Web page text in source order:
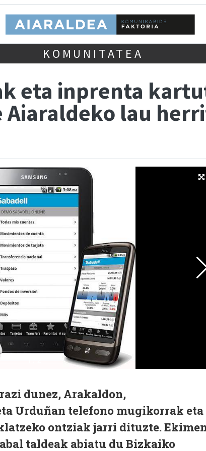
KOMUNITATEA
eta inprenta
lau
dunez, Arakaldon,
Urduñan telefono mugikorrak eta
ontziak jarri dituzte.
taldeak abiatu du Bizkaiko